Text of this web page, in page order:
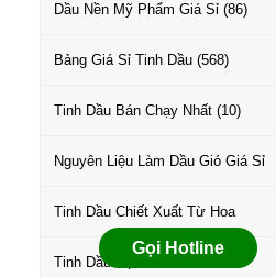
Dầu Nền Mỹ Phẩm Giá Sỉ (86)
Bảng Giá Sỉ Tinh Dầu (568)
Tinh Dầu Bán Chạy Nhất (10)
Nguyên Liệu Làm Dầu Gió Giá Sỉ
Tinh Dầu Chiết Xuất Từ Hoa
Tinh Dầu Họ Gỗ Giá Sỉ
Gọi Hotline